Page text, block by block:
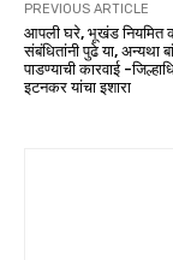
PREVIOUS ARTICLE
आपली घरे, भूखंड नियमित
संबंधितांनी पुढे या, अन्यथा
पाडण्याची कारवाई -
इटनकर यांचा इशारा